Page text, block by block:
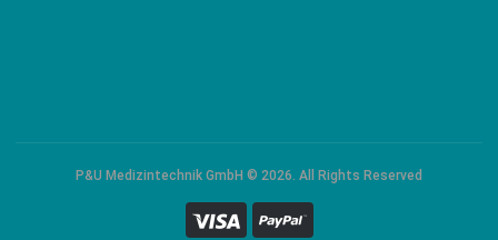
P&U Medizintechnik GmbH © 2026. All Rights Reserved